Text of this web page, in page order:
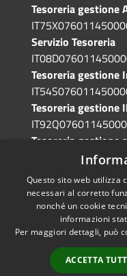
Tesoreria gestione
Servizio Tesoreria
Tesoreria gestione
Tesoreria gestione
Tesoreria gestione
Accessibilità
Questo sito web utilizza
necessari al corretto
nonché un cookie
informazioni
Per maggiori dettagli, può
ACCETTA